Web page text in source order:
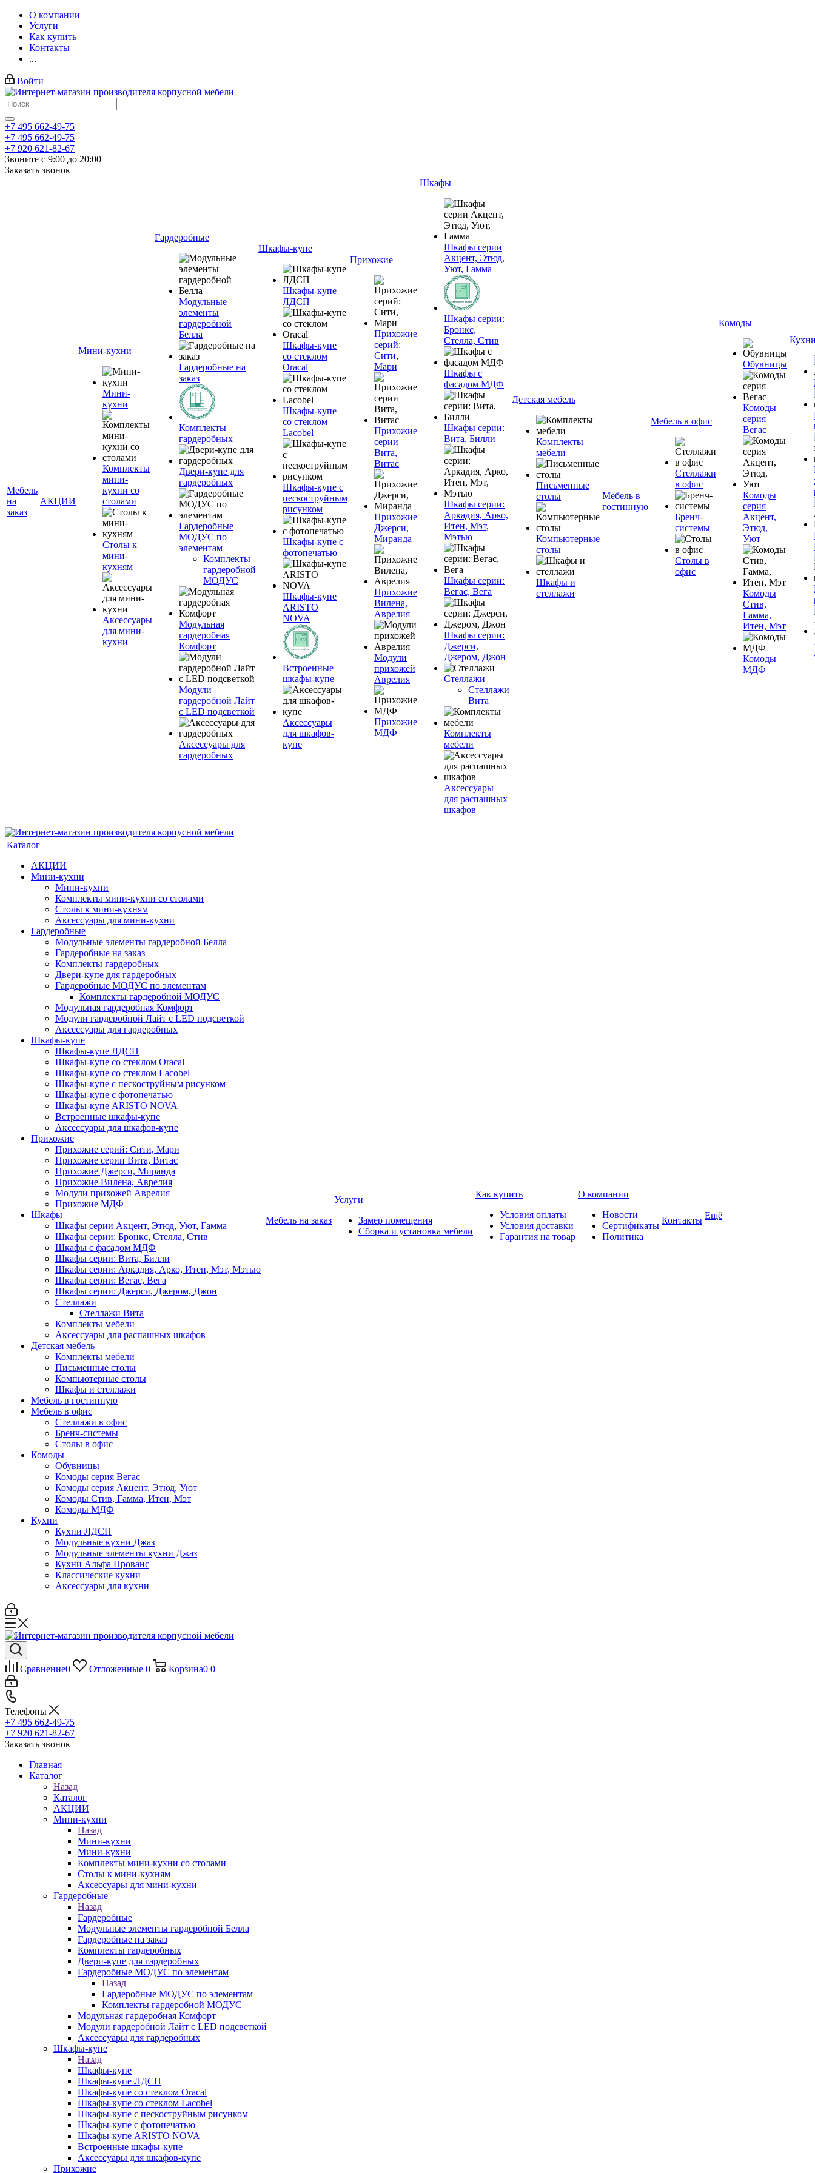
О компании
Услуги
Как купить
Контакты
...
Войти
+7 495 662-49-75
+7 495 662-49-75
+7 920 621-82-67
Звоните с 9:00 до 20:00
Заказать звонок
Мебель
на
заказ
АКЦИИ
Мини-кухни
Мини-
кухни
Комплекты
мини-
кухни со
столами
Столы к
мини-
кухням
Аксессуары
для мини-
кухни
Гардеробные
Модульные
элементы
гардеробной
Белла
Гардеробные на
заказ
Комплекты
гардеробных
Двери-купе для
гардеробных
Гардеробные
МОДУС по
элементам
Комплекты
гардеробной
МОДУС
Модульная
гардеробная
Комфорт
Модули
гардеробной Лайт
с LED подсветкой
Аксессуары для
гардеробных
Шкафы-купе
Шкафы-купе
ЛДСП
Шкафы-купе
со стеклом
Oracal
Шкафы-купе
со стеклом
Lacobel
Шкафы-купе с
пескоструйным
рисунком
Шкафы-купе с
фотопечатью
Шкафы-купе
ARISTO
NOVA
Встроенные
шкафы-купе
Аксессуары
для шкафов-
купе
Прихожие
Прихожие
серий:
Сити,
Мари
Прихожие
серии
Вита,
Витас
Прихожие
Джерси,
Миранда
Прихожие
Вилена,
Аврелия
Модули
прихожей
Аврелия
Прихожие
МДФ
Шкафы
Шкафы серии
Акцент, Этюд,
Уют, Гамма
Шкафы серии:
Бронкс,
Стелла, Стив
Шкафы с
фасадом МДФ
Шкафы серии:
Вита, Билли
Шкафы серии:
Аркадия, Арко,
Итен, Мэт,
Мэтью
Шкафы серии:
Вегас, Вега
Шкафы серии:
Джерси,
Джером, Джон
Стеллажи
Стеллажи
Вита
Комплекты
мебели
Аксессуары
для распашных
шкафов
Детская мебель
Комплекты
мебели
Письменные
столы
Компьютерные
столы
Шкафы и
стеллажи
Мебель в
гостинную
Мебель в офис
Стеллажи
в офис
Бренч-
системы
Столы в
офис
Комоды
Обувницы
Комоды
серия
Вегас
Комоды
серия
Акцент,
Этюд,
Уют
Комоды
Стив,
Гамма,
Итен, Мэт
Комоды
МДФ
Каталог
АКЦИИ
Мини-кухни
Мини-кухни
Комплекты мини-кухни со столами
Столы к мини-кухням
Аксессуары для мини-кухни
Гардеробные
Модульные элементы гардеробной Белла
Гардеробные на заказ
Комплекты гардеробных
Двери-купе для гардеробных
Гардеробные МОДУС по элементам
Комплекты гардеробной МОДУС
Модульная гардеробная Комфорт
Модули гардеробной Лайт с LED подсветкой
Аксессуары для гардеробных
Шкафы-купе
Шкафы-купе ЛДСП
Шкафы-купе со стеклом Oracal
Шкафы-купе со стеклом Lacobel
Шкафы-купе с пескоструйным рисунком
Шкафы-купе с фотопечатью
Шкафы-купе ARISTO NOVA
Встроенные шкафы-купе
Аксессуары для шкафов-купе
Прихожие
Прихожие серий: Сити, Мари
Прихожие серии Вита, Витас
Прихожие Джерси, Миранда
Прихожие Вилена, Аврелия
Модули прихожей Аврелия
Прихожие МДФ
Шкафы
Шкафы серии Акцент, Этюд, Уют, Гамма
Шкафы серии: Бронкс, Стелла, Стив
Шкафы с фасадом МДФ
Шкафы серии: Вита, Билли
Шкафы серии: Аркадия, Арко, Итен, Мэт, Мэтью
Шкафы серии: Вегас, Вега
Шкафы серии: Джерси, Джером, Джон
Стеллажи
Стеллажи Вита
Комплекты мебели
Аксессуары для распашных шкафов
Детская мебель
Комплекты мебели
Письменные столы
Компьютерные столы
Шкафы и стеллажи
Мебель в гостинную
Мебель в офис
Стеллажи в офис
Бренч-системы
Столы в офис
Комоды
Обувницы
Комоды серия Вегас
Комоды серия Акцент, Этюд, Уют
Комоды Стив, Гамма, Итен, Мэт
Комоды МДФ
Кухни
Кухни ЛДСП
Модульные кухни Джаз
Модульные элементы кухни Джаз
Кухни Альфа Прованс
Классические кухни
Аксессуары для кухни
Мебель на заказ
Услуги
Замер помещения
Сборка и установка мебели
Как купить
Условия оплаты
Условия доставки
Гарантия на товар
О компании
Новости
Сертификаты
Политика
Контакты Ещё
Сравнение0 Отложенные 0 Корзина0 0
Телефоны
+7 495 662-49-75
+7 920 621-82-67
Заказать звонок
Главная
Каталог
Назад
Каталог
АКЦИИ
Мини-кухни
Назад
Мини-кухни
Мини-кухни
Комплекты мини-кухни со столами
Столы к мини-кухням
Аксессуары для мини-кухни
Гардеробные
Назад
Гардеробные
Модульные элементы гардеробной Белла
Гардеробные на заказ
Комплекты гардеробных
Двери-купе для гардеробных
Гардеробные МОДУС по элементам
Назад
Гардеробные МОДУС по элементам
Комплекты гардеробной МОДУС
Модульная гардеробная Комфорт
Модули гардеробной Лайт с LED подсветкой
Аксессуары для гардеробных
Шкафы-купе
Назад
Шкафы-купе
Шкафы-купе ЛДСП
Шкафы-купе со стеклом Oracal
Шкафы-купе со стеклом Lacobel
Шкафы-купе с пескоструйным рисунком
Шкафы-купе с фотопечатью
Шкафы-купе ARISTO NOVA
Встроенные шкафы-купе
Аксессуары для шкафов-купе
Прихожие